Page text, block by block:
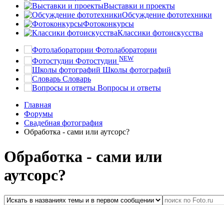
Выставки и проекты
Обсуждение фототехники
Фотоконкурсы
Классики фотоискусства
Фотолаборатории
Фотостудии NEW
Школы фотографий
Словарь
Вопросы и ответы
Главная
Форумы
Свадебная фотография
Обработка - сами или аутсорс?
Обработка - сами или
аутсорс?